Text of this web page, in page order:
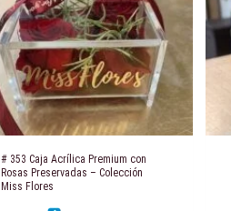
# 353 Caja Acrílica Premium con
Rosas Preservadas – Colección
Miss Flores